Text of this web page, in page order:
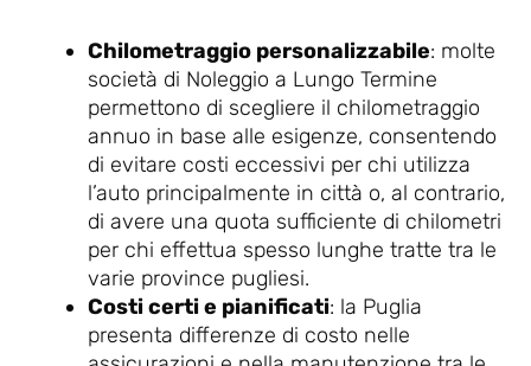
Chilometraggio personalizzabile: molte
società di Noleggio a Lungo Termine
permettono di scegliere il chilometraggio
annuo in base alle esigenze, consentendo
di evitare costi eccessivi per chi utilizza
l’auto principalmente in città o, al contrario,
di avere una quota sufficiente di chilometri
per chi effettua spesso lunghe tratte tra le
varie province pugliesi.
Costi certi e pianificati: la Puglia
presenta differenze di costo nelle